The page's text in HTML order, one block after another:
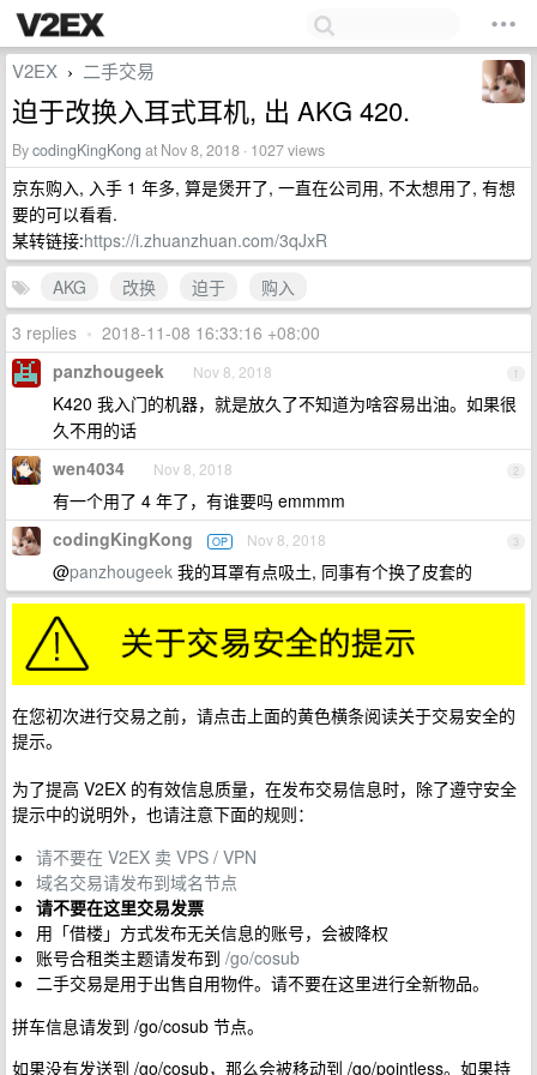
V2EX › 二手交易
迫于改换入耳式耳机, 出 AKG 420.
BycodingKingKong at Nov 8, 2018 · 1027 views
京东购入, 入手 1 年多, 算是煲开了, 一直在公司用, 不太想用了, 有想
要的可以看看.
某转链接:https://i.zhuanzhuan.com/3qJxR
AKG
改换 迫于
购入
3 replies • 2018-11-08 16:33:16 +08:00
1
panzhougeek Nov 8, 2018
K420 我入门的机器，就是放久了不知道为啥容易出油。如果很
久不用的话
2
wen4034 Nov 8, 2018
有一个用了 4 年了，有谁要吗 emmmm
3
codingKingKong OP Nov 8, 2018
@panzhougeek 我的耳罩有点吸土, 同事有个换了皮套的
在您初次进行交易之前，请点击上面的黄色横条阅读关于交易安全的
提示。
为了提高 V2EX 的有效信息质量，在发布交易信息时，除了遵守安全
提示中的说明外，也请注意下面的规则：
请不要在 V2EX 卖 VPS / VPN
域名交易请发布到域名节点
请不要在这里交易发票
用「借楼」方式发布无关信息的账号，会被降权
账号合租类主题请发布到 /go/cosub
二手交易是用于出售自用物件。请不要在这里进行全新物品。
拼车信息请发到 /go/cosub 节点。
如果没有发送到 /go/cosub，那么会被移动到 /go/pointless。如果持